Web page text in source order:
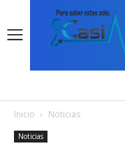
Inicio Noticias
Noticias